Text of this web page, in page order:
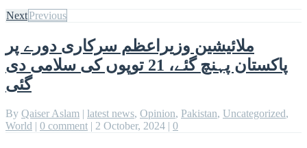
NextPrevious
ملائیشین وزیراعظم سرکاری دورے پر
پاکستان پہنچ گئے، 21 توپوں کی سلامی دی
گئی
By Qaiser Aslam | latest news, Opinion, Pakistan, Uncategorized,
World | 0 comment | 2 October, 2024 | 0